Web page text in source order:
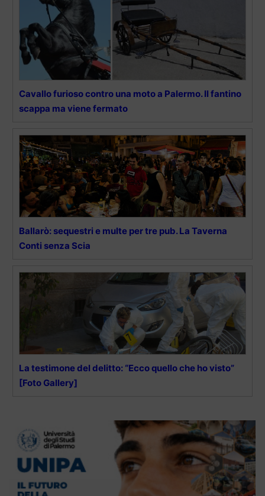
Cavallo furioso contro una moto a Palermo. Il fantino
scappa ma viene fermato
Ballarò: sequestri e multe per tre pub. La Taverna
Conti senza Scia
La testimone del delitto: “Ecco quello che ho visto”
[Foto Gallery]